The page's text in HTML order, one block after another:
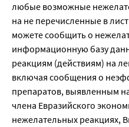
любые возможные
на не перечисленные в
можете сообщить о
информационную базу
реакциям (действиям) на
включая сообщения о
препаратов, выявленным
члена Евразийского
нежелательных реакциях,